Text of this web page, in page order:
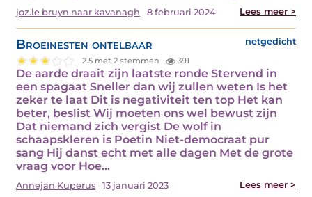
joz.le bruyn naar kavanagh 8 februari 2024 Lees meer >
Broeinesten ontelbaar netgedicht
2.5 met 2 stemmen 391
De aarde draait zijn laatste ronde Stervend in
een spagaat Sneller dan wij zullen weten Is het
zeker te laat Dit is negativiteit ten top Het kan
beter, beslist Wij moeten ons wel bewust zijn
Dat niemand zich vergist De wolf in
schaapskleren is Poetin Niet-democraat pur
sang Hij danst echt met alle dagen Met de grote
vraag voor Hoe…
Annejan Kuperus 13 januari 2023 Lees meer >